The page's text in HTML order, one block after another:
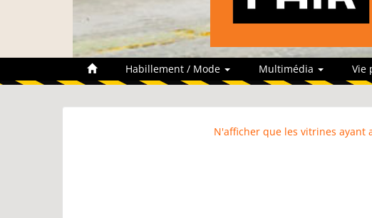
Habillement / Mode Multimédia Vie
N'afficher que les vitrines ayant